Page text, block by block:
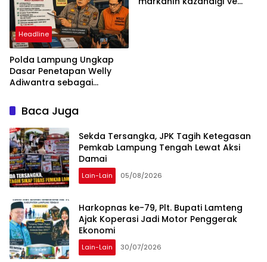
Headline
Polda Lampung Ungkap
Dasar Penetapan Welly
Adiwantra sebagai
Diperiksa
Baca Juga
Sekda Tersangka, JPK Tagih Ketegasan
Pemkab Lampung Tengah Lewat Aksi
Damai
Lain-Lain 05/08/2026
Harkopnas ke-79, Plt. Bupati Lamteng
Ajak Koperasi Jadi Motor Penggerak
Ekonomi
Lain-Lain 30/07/2026